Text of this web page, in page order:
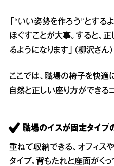
「“いい姿勢を作ろう”とする
ほぐすことが大事。すると、
るようになります」（柳沢さん）
ここでは、職場の椅子を快適
自然と正しい座り方ができる
職場のイスが固定タイプ
重ねて収納できる、オフィス
タイプ。背もたれと座面がく